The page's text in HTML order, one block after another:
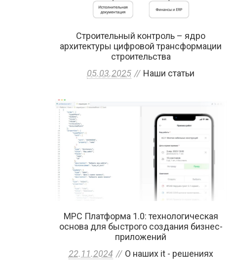
Строительный контроль – ядро
архитектуры цифровой трансформации
строительства
05.03.2025
Наши статьи
МРС Платформа 1.0: технологическая
основа для быстрого создания бизнес-
приложений
22.11.2024
О наших it - решениях